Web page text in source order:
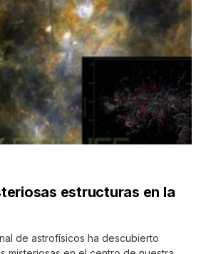
estructuras en la
de astrofísicos ha descubierto